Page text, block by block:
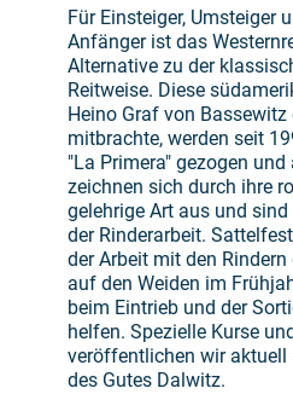
Für Einsteiger, Umsteiger
Anfänger ist das
Alternative zu der
Reitweise. Diese
Heino Graf von
mitbrachte, werden seit
"La Primera" gezogen
zeichnen sich durch ihre
gelehrige Art aus und sind
der Rinderarbeit.
der Arbeit mit den
auf den Weiden im
beim Eintrieb und der
helfen. Spezielle Kurse
veröffentlichen wir aktuell
des Gutes Dalwitz.